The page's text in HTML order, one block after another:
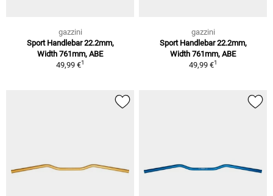
gazzini
Sport Handlebar 22.2mm,
Width 761mm, ABE
49,99 €1
gazzini
Sport Handlebar 22.2mm,
Width 761mm, ABE
49,99 €1